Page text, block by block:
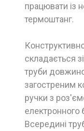
працювати із
термоштанг.
складається
труби
загостреним
ручки з
електронного
Всередині